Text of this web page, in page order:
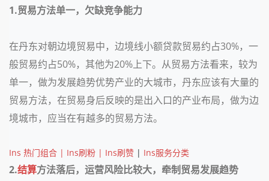
1.贸易方法单一，欠缺竞争能力
在丹东对朝边境贸易中，边境线小额贷款贸易约占30%，一
般贸易约占50%，其他为20%上下。从贸易方法看来，较为
单一，做为发展趋势优势产业的大城市，丹东应该有大量的
贸易方法，在贸易身后反映的是出入口的产业布局，做为边
境城市，应当在有越多的贸易方法。
Ins 热门组合 | Ins刷粉 | Ins刷赞 | Ins服务分类
2.结算方法落后，运营风险比较大，牵制贸易发展趋势